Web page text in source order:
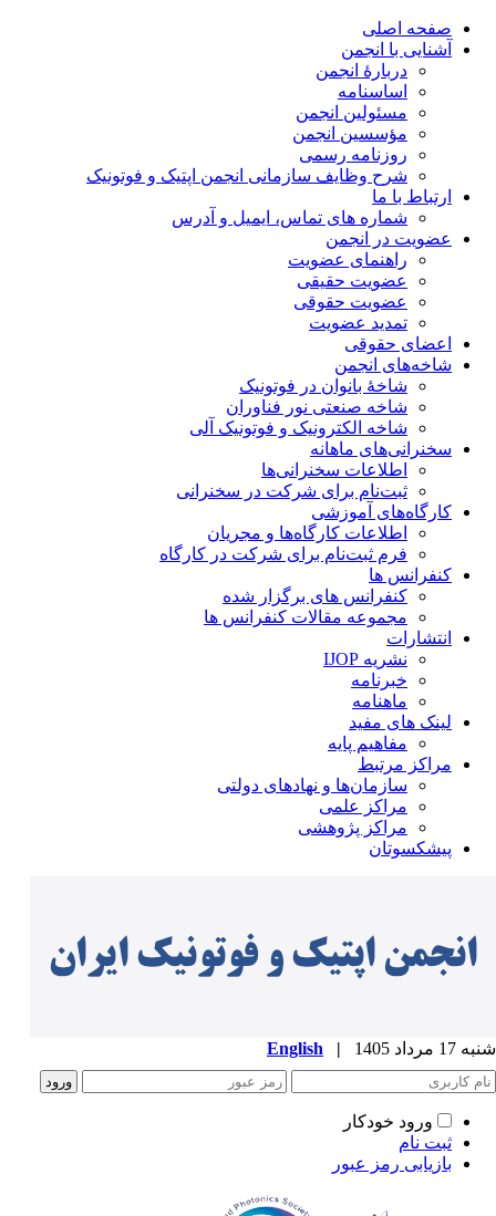
صفحه اصلی
آشنایی با انجمن
دربارۀ انجمن
اساسنامه
مسئولین انجمن
مؤسسین انجمن
روزنامه رسمی
شرح وظایف سازمانی انجمن اپتیک و فوتونیک
ارتباط با ما
شماره های تماس، ایمیل و آدرس
عضویت در انجمن
راهنمای عضویت
عضویت حقیقی
عضویت حقوقی
تمدید عضویت
اعضای حقوقی
شاخه‌های انجمن
شاخۀ بانوان در فوتونیک
شاخه صنعتی نور فناوران
شاخه‌ الکترونیک و فوتونیک آلی
سخنرانی‌های ماهانه
اطلاعات سخنرانی‌‌ها
ثبت‌نام برای شرکت در سخنرانی
کارگاه‌های آموزشی
اطلاعات کارگاه‌ها و مجریان
فرم ثبت‌نام برای شرکت در کارگاه
کنفرانس ها
کنفرانس های برگزار شده
مجموعه مقالات کنفرانس ها
انتشارات
نشریه IJOP
خبرنامه
ماهنامه
لینک های مفید
مفاهیم پایه
مراکز مرتبط
سازمان‌ها و نهادهای دولتی
مراکز علمی
مراکز پژوهشی
پیشکسوتان
مرداد 1405 |
English
ورود خودکار
ثبت نام
بازیابی رمز عبور